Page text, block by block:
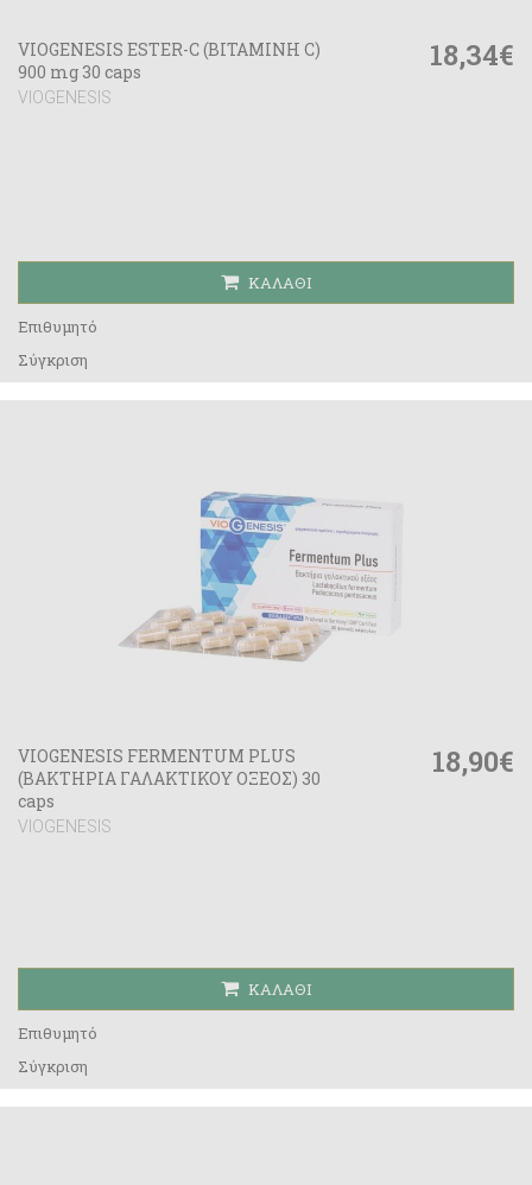
VIOGENESIS ESTER-C (ΒΙΤΑΜΙΝΗ C)
900 mg 30 caps
VIOGENESIS
18,34€
ΚΑΛΆΘΙ
Επιθυμητό
Σύγκριση
VIOGENESIS FERMENTUM PLUS
(ΒΑΚΤΗΡΙΑ ΓΑΛΑΚΤΙΚΟΥ ΟΞΕΟΣ) 30
caps
VIOGENESIS
18,90€
ΚΑΛΆΘΙ
Επιθυμητό
Σύγκριση